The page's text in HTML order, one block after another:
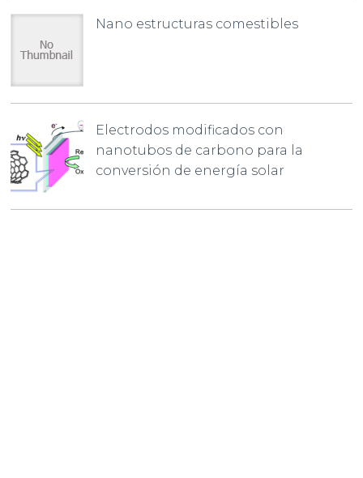
Nano estructuras comestibles
Electrodos modificados con
nanotubos de carbono para la
conversión de energía solar